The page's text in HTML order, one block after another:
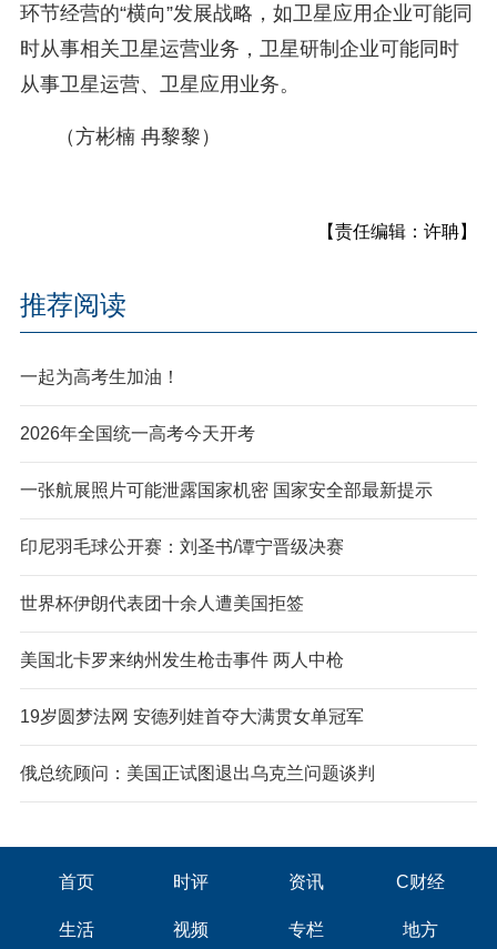
环节经营的“横向”发展战略，如卫星应用企业可能同
时从事相关卫星运营业务，卫星研制企业可能同时
从事卫星运营、卫星应用业务。
（方彬楠 冉黎黎）
【责任编辑：许聃】
推荐阅读
一起为高考生加油！
2026年全国统一高考今天开考
一张航展照片可能泄露国家机密 国家安全部最新提示
印尼羽毛球公开赛：刘圣书/谭宁晋级决赛
世界杯伊朗代表团十余人遭美国拒签
美国北卡罗来纳州发生枪击事件 两人中枪
19岁圆梦法网 安德列娃首夺大满贯女单冠军
俄总统顾问：美国正试图退出乌克兰问题谈判
首页 时评 资讯 C财经
生活 视频 专栏 地方